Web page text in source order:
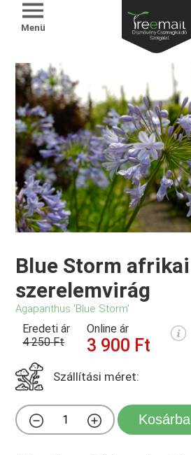
Menü
Blue Storm afrikai
szerelemvirág
Agapanthus 'Blue Storm'
Eredeti ár
4 250 Ft
Online ár
3 900 Ft
Szállítási méret:
Kosárba